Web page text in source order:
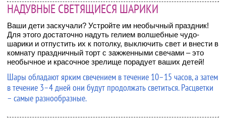
НАДУВНЫЕ СВЕТЯЩИЕСЯ ШАРИКИ
Ваши дети заскучали? Устройте им необычный праздник!
Для этого достаточно надуть гелием волшебные чудо-
шарики и отпустить их к потолку, выключить свет и внести в
комнату праздничный торт с зажженными свечами – это
необычное и красочное зрелище порадует ваших детей!
Шары обладают ярким свечением в течение 10–15 часов, а затем
в течение 3–4 дней они будут продолжать светиться. Расцветки
– самые разнообразные.